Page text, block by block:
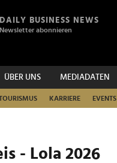
DAILY BUSINESS NEWS
Newsletter abonnieren
ÜBER UNS MEDIADATEN
KARRIERE EVENTS
- Lola 2026